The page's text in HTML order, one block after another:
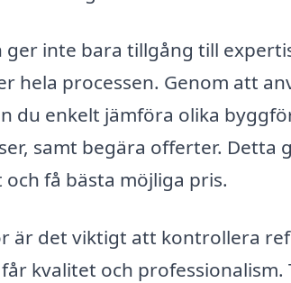
inte bara tillgång till
hela processen. Genom att
du enkelt jämföra olika
samt begära offerter. Detta
få bästa möjliga pris.
är det viktigt att kontrollera
kvalitet och